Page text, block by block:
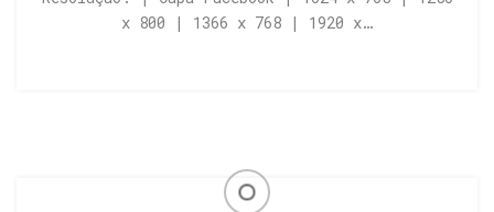
x 800 | 1366 x 768 | 1920 x…